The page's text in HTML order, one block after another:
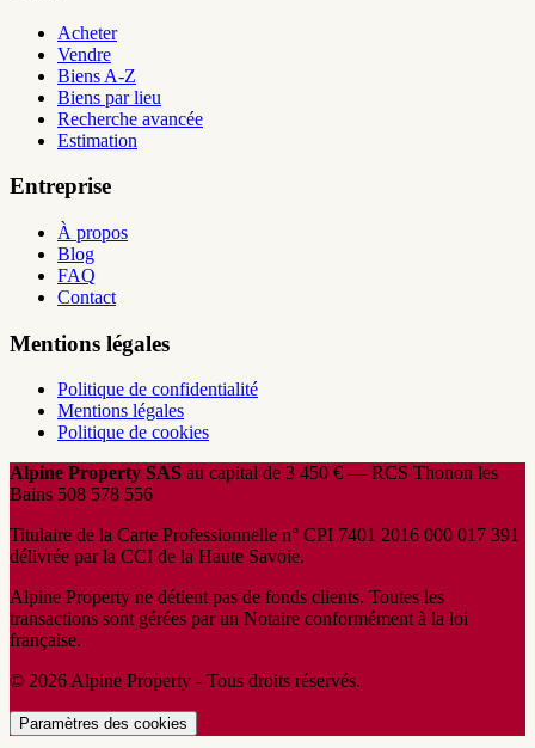
Acheter
Vendre
Biens A-Z
Biens par lieu
Recherche avancée
Estimation
Entreprise
À propos
Blog
FAQ
Contact
Mentions légales
Politique de confidentialité
Mentions légales
Politique de cookies
Alpine Property SAS au capital de 3 450 € — RCS Thonon les
Bains 508 578 556
Titulaire de la Carte Professionnelle n° CPI 7401 2016 000 017 391
délivrée par la CCI de la Haute Savoie.
Alpine Property ne détient pas de fonds clients. Toutes les
transactions sont gérées par un Notaire conformément à la loi
française.
© 2026 Alpine Property - Tous droits réservés.
Paramètres des cookies